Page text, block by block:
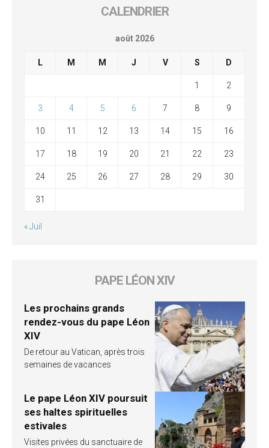
CALENDRIER
août 2026
L M M J V S D
1 2
3 4 5 6 7 8 9
10 11 12 13 14 15 16
17 18 19 20 21 22 23
24 25 26 27 28 29 30
31
« Juil
PAPE LÉON XIV
Les prochains grands
rendez-vous du pape Léon
XIV
De retour au Vatican, après trois
semaines de vacances
Le pape Léon XIV poursuit
ses haltes spirituelles
estivales
Visites privées du sanctuaire de